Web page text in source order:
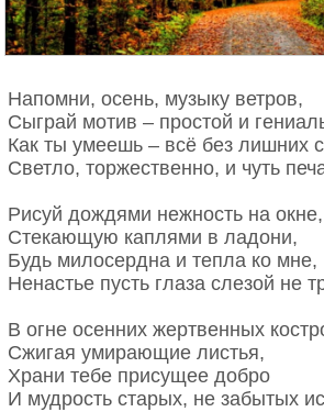
Напомни, осень, музыку ветров,
Сыграй мотив – простой и
Как ты умеешь – всё без лишних
Светло, торжественно, и чуть
Рисуй дождями нежность на окне,
Стекающую каплями в ладони,
Будь милосердна и тепла ко мне,
Ненастье пусть глаза слезой не
В огне осенних жертвенных
Сжигая умирающие листья,
Храни тебе присущее добро
И мудрость старых, не забытых